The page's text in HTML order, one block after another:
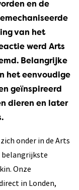
en de
van het
werd Arts
Belangrijke
het eenvoudige
geïnspireerd
dieren en later
onder in de Arts
belangrijkste
Onze
in Londen,